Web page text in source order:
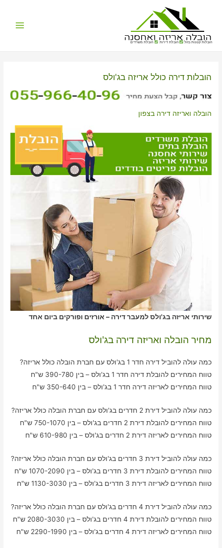
הובלות קטנות בזול הובלת דירות הובלת משרדים
הובלות דירה כולל אריזה בג'ולס
הובלה ואריזה דירה בצפון
שירותי אריזה בג'ולס למעבר דירה – אורזים ופורקים ביום אחד
מחיר הובלה ואריזה דירה בג'ולס
כמה עולה להוביל דירה חדר 1 בג'ולס עם חברת הובלה כולל אריזה?
טווח המחירים להובלת דירה חדר 1 בג'ולס – בין 390-780 ש"ח
טווח המחירים לאריזה דירה חדר 1 בג'ולס – בין 350-640 ש"ח
כמה עולה להוביל דירת 2 חדרים בג'ולס עם חברת הובלה כולל אריזה?
טווח המחירים להובלת דירת 2 חדרים בג'ולס – בין 750-1070 ש"ח
טווח המחירים לאריזה דירת 2 חדרים בג'ולס – בין 610-980 ש"ח
כמה עולה להוביל דירת 3 חדרים בג'ולס עם חברת הובלה כולל אריזה?
טווח המחירים להובלת דירת 3 חדרים בג'ולס – בין 1070-2090 ש"ח
טווח המחירים לאריזה דירת 3 חדרים בג'ולס – בין 1130-3030 ש"ח
כמה עולה להוביל דירת 4 חדרים בג'ולס עם חברת הובלה כולל אריזה?
טווח המחירים להובלת דירת 4 חדרים בג'ולס – בין 2080-3030 ש"ח
טווח המחירים לאריזה דירת 4 חדרים בג'ולס – בין 2290-1990 ש"ח